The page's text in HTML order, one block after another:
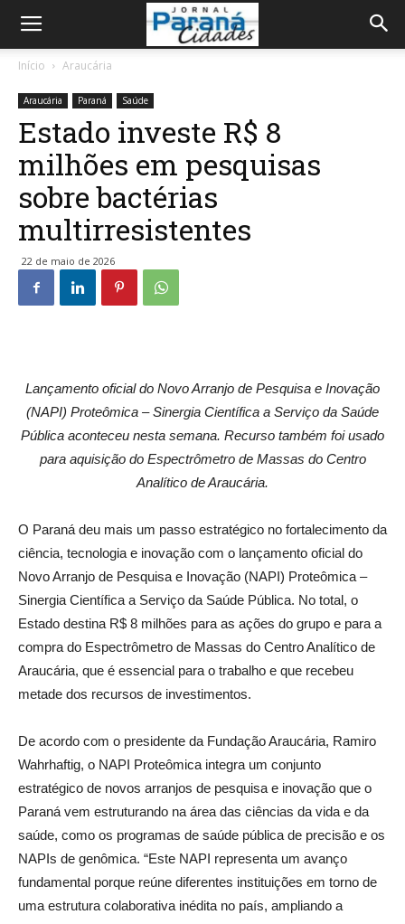
Início Araucária
Araucária Paraná Saúde
Estado investe R$ 8
milhões em pesquisas
sobre bactérias
multirresistentes
22 de maio de 2026
Lançamento oficial do Novo Arranjo de Pesquisa e Inovação
(NAPI) Proteômica – Sinergia Científica a Serviço da Saúde
Pública aconteceu nesta semana. Recurso também foi usado
para aquisição do Espectrômetro de Massas do Centro
Analítico de Araucária.
O Paraná deu mais um passo estratégico no fortalecimento da
ciência, tecnologia e inovação com o lançamento oficial do
Novo Arranjo de Pesquisa e Inovação (NAPI) Proteômica –
Sinergia Científica a Serviço da Saúde Pública. No total, o
Estado destina R$ 8 milhões para as ações do grupo e para a
compra do Espectrômetro de Massas do Centro Analítico de
Araucária, que é essencial para o trabalho e que recebeu
metade dos recursos de investimentos.
De acordo com o presidente da Fundação Araucária, Ramiro
Wahrhaftig, o NAPI Proteômica integra um conjunto
estratégico de novos arranjos de pesquisa e inovação que o
Paraná vem estruturando na área das ciências da vida e da
saúde, como os programas de saúde pública de precisão e os
NAPIs de genômica. “Este NAPI representa um avanço
fundamental porque reúne diferentes instituições em torno de
uma estrutura colaborativa inédita no país, ampliando a